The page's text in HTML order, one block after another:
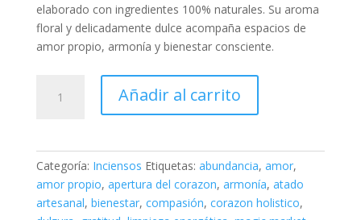
elaborado con ingredientes 100% naturales. Su aroma
floral y delicadamente dulce acompaña espacios de
amor propio, armonía y bienestar consciente.
Artesanal
Rosas
Miel
Añadir al carrito
Categoría: Inciensos Etiquetas: abundancia, amor,
amor propio, apertura del corazon, armonía, atado
artesanal, bienestar, compasión, corazon holistico,